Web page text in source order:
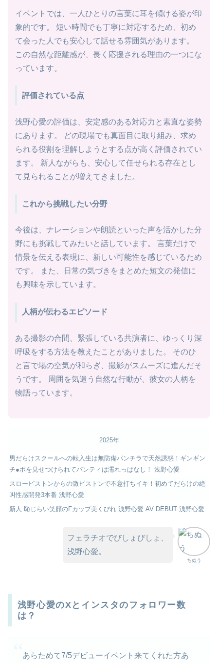
イベントでは、一人ひとりの言葉に耳を傾ける姿が印
象的です。 短い時間でも丁寧に対応するため、初め
て会った人でも安心して話せる雰囲気があります。
この自然な距離感が、長く応援される理由の一つにな
っています。
評価されている点
浅野心愛の評価は、安定感のある対応力と素直な姿勢
にあります。 どの現場でも真面目に取り組み、求め
られる役割を理解しようとする点が高く評価されてい
ます。 新人ながらも、安心して任せられる存在とし
て見られることが増えてきました。
これから挑戦したい分野
今後は、ナレーションや朗読といった声を活かした分
野にも挑戦してみたいと話しています。 言葉だけで
情景を伝える表現に、新しい可能性を感じているため
です。 また、日常の気づきをまとめた短文の発信に
も興味を示しています。
人柄が伝わるエピソード
ある撮影の合間、緊張している共演者に、ゆっくり深
呼吸をする方法を教えたことがありました。 そのひ
と言で場の空気が和らぎ、撮影がスムーズに進んだそ
うです。 周囲を気遣う自然な行動が、彼女の人柄を
物語っています。
2025年
男だらけスクールへの転入生は無防備パンチラで天然誘惑！ギンギン
チ●ポを見せつけられてパンティは濡れっぱなし！ 浅野心愛
スローピストンからの激ピストンで不意打ちイキ！初めてだらけの絶
叫性感開発3本番 浅野心愛
新人 恥じらい笑顔のFカップ美くびれ 浅野心愛 AV DEBUT 浅野心愛
ちぬう
フェラチオでびしょびしょ、
浅野心愛。
浅野心愛のXとインスタのフォロワー数
は？
あらためて7/5デビューイベント来てくれた方あ